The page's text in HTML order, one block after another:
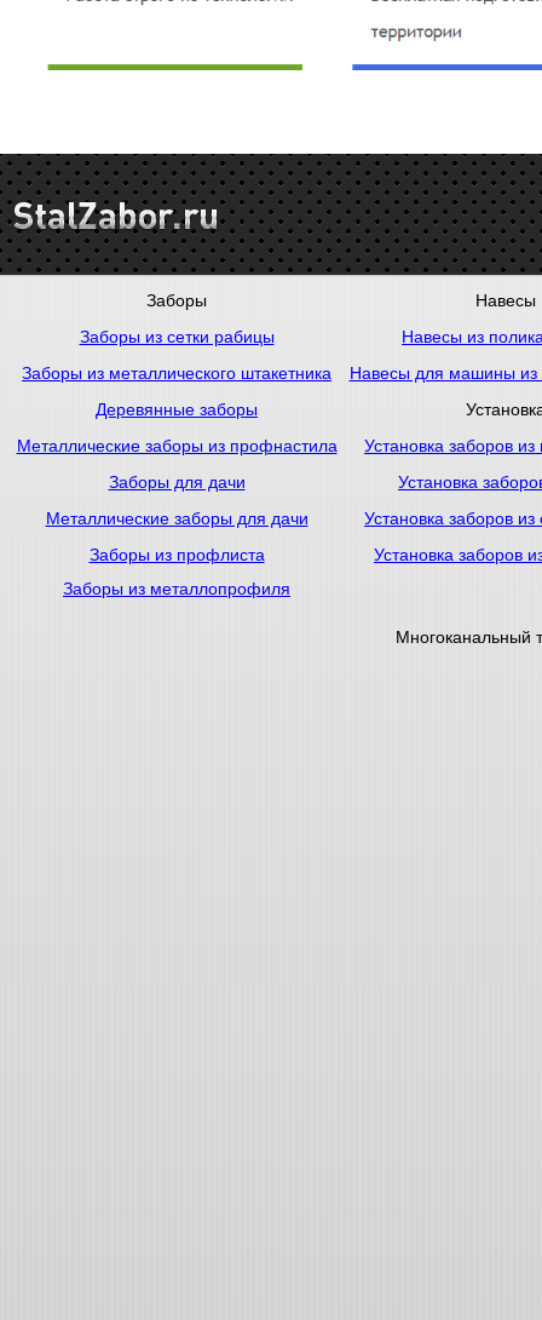
Заборы
Навесы
Заборы из сетки рабицы
Навесы из
Заборы из металлического штакетника
Навесы для машины из
Деревянные заборы
Металлические заборы из профнастила
Установка заборов
Заборы для дачи
Установка
Металлические заборы для дачи
Установка заборов
Заборы из профлиста
Установка заборов
Заборы из металлопрофиля